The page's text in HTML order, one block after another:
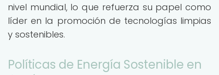
nivel mundial, lo que refuerza su papel como
líder en la promoción de tecnologías limpias
y sostenibles.
Políticas de Energía Sostenible en